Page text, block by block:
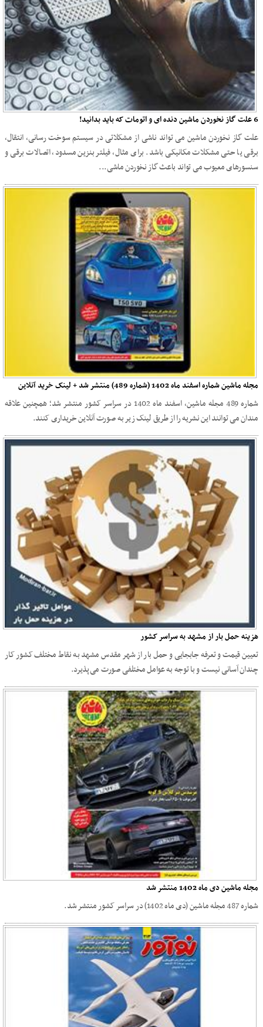
6 علت گاز نخوردن ماشین دنده ای و اتومات که باید بدانید!
علت گاز نخوردن ماشین می ‌تواند ناشی از مشکلاتی در سیستم سوخت ‌رسانی، انتقال،
برقی یا حتی مشکلات مکانیکی باشد. برای مثال، فیلتر بنزین مسدود، اتصالات برقی و
سنسورهای معیوب می‌ تواند باعث گاز نخوردن ماشی...
مجله ماشین شماره اسفند ماه 1402 (شماره 489) منتشر شد + لینک خرید آنلاین
شماره 489 مجله ماشین، اسفند ماه 1402 در سراسر کشور منتشر شد؛ همچنین علاقه
مندان می توانند این نشریه را از طریق لینک زیر به صورت آنلاین خریداری کنند.
هزینه حمل بار از مشهد به سراسر کشور
تعیین قیمت و تعرفه جابجایی و حمل بار از شهر مقدس مشهد به نقاط مختلف کشور کار
چندان آسانی نیست و با توجه به عوامل مختلفی صورت می‌پذیرد.
مجله ماشین دی ماه 1402 منتشر شد
شماره 487 مجله ماشین (دی ماه 1402) در سراسر کشور منتشر شد.